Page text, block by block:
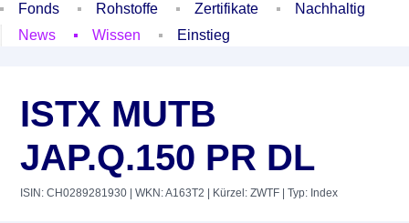
Fonds
Rohstoffe Zertifikate
Nachhaltig
News
Wissen Einstieg
ISTX MUTB
JAP.Q.150 PR DL
ISIN: CH0289281930 | WKN: A163T2 | Kürzel: ZWTF | Typ: Index